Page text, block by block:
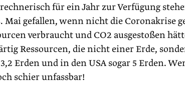
für ein Jahr zur Verfügung
Mai gefallen, wenn nicht die Coronakrise
verbraucht und CO2 ausgestoßen
Ressourcen, die nicht einer Erde,
Erden und in den USA sogar 5 Erden.
schier unfassbar!